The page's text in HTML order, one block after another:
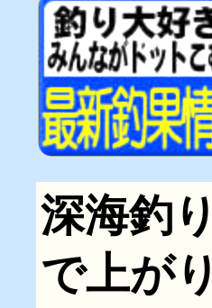
深海釣
で上が